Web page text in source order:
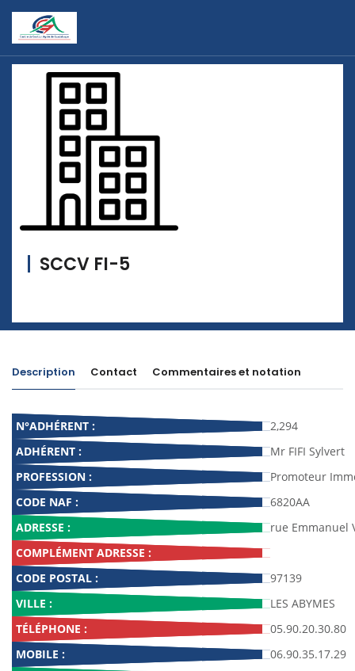
SCCV FI-5
Description Contact Commentaires et notation
N°ADHÉRENT :
2,294
ADHÉRENT :
Mr FIFI Sylvert
PROFESSION :
Promoteur
CODE NAF :
6820AA
ADRESSE :
rue Emmanuel
COMPLÉMENT ADRESSE :
CODE POSTAL :
97139
VILLE :
LES ABYMES
TÉLÉPHONE :
05.90.20.30.80
MOBILE :
06.90.35.17.29